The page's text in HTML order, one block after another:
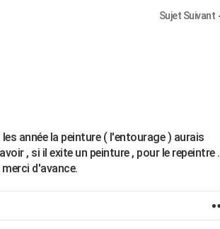
Sujet Suivant
année la peinture ( l'entourage ) aurais
, si il exite un peinture , pour le repeintre .
d'avance.